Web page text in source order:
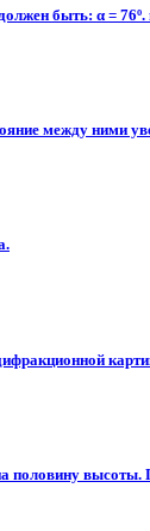
быть: α =
между ними
высоты.